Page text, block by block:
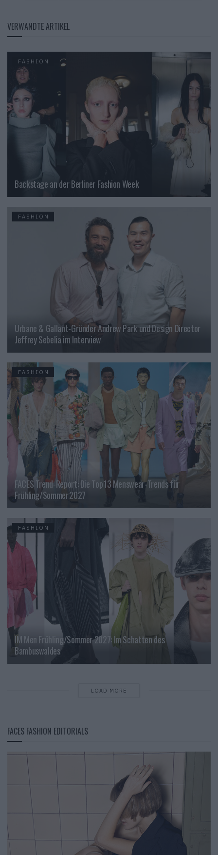
VERWANDTE ARTIKEL
FASHION
Backstage an der Berliner Fashion Week
FASHION
Urbane & Gallant-Gründer Andrew Park und Design Director
Jeffrey Sebelia im Interview
FASHION
FACES Trend-Report: Die Top 13 Menswear-Trends für
Frühling/Sommer 2027
FASHION
IM Men Frühling/Sommer 2027: Im Schatten des
Bambuswaldes
LOAD MORE
FACES FASHION EDITORIALS